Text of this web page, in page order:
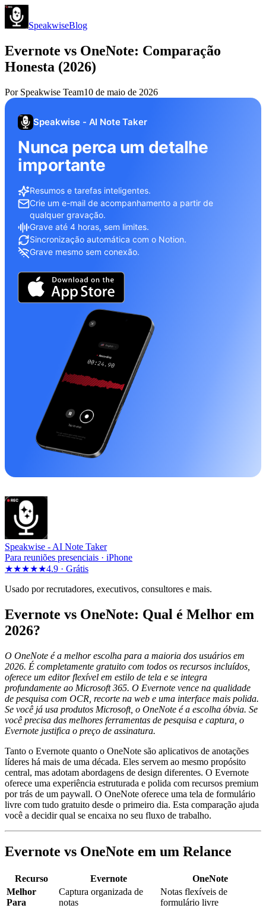
SpeakwiseBlog
Evernote vs OneNote: Comparação
Honesta (2026)
Por Speakwise Team10 de maio de 2026
Speakwise - AI Note Taker
Nunca perca um detalhe
importante
Resumos e tarefas inteligentes.
Crie um e-mail de acompanhamento a partir de
qualquer gravação.
Grave até 4 horas, sem limites.
Sincronização automática com o Notion.
Grave mesmo sem conexão.
Speakwise - AI Note Taker
Para reuniões presenciais · iPhone
★★★★★4.9 · Grátis
Usado por recrutadores, executivos, consultores e mais.
Evernote vs OneNote: Qual é Melhor em
2026?
O OneNote é a melhor escolha para a maioria dos usuários em
2026. É completamente gratuito com todos os recursos incluídos,
oferece um editor flexível em estilo de tela e se integra
profundamente ao Microsoft 365. O Evernote vence na qualidade
de pesquisa com OCR, recorte na web e uma interface mais polida.
Se você já usa produtos Microsoft, o OneNote é a escolha óbvia. Se
você precisa das melhores ferramentas de pesquisa e captura, o
Evernote justifica o preço de assinatura.
Tanto o Evernote quanto o OneNote são aplicativos de anotações
líderes há mais de uma década. Eles servem ao mesmo propósito
central, mas adotam abordagens de design diferentes. O Evernote
oferece uma experiência estruturada e polida com recursos premium
por trás de um paywall. O OneNote oferece uma tela de formulário
livre com tudo gratuito desde o primeiro dia. Esta comparação ajuda
você a decidir qual se encaixa no seu fluxo de trabalho.
Evernote vs OneNote em um Relance
Recurso Evernote
OneNote
Melhor
Para
Captura organizada de
notas
Notas flexíveis de
formulário livre